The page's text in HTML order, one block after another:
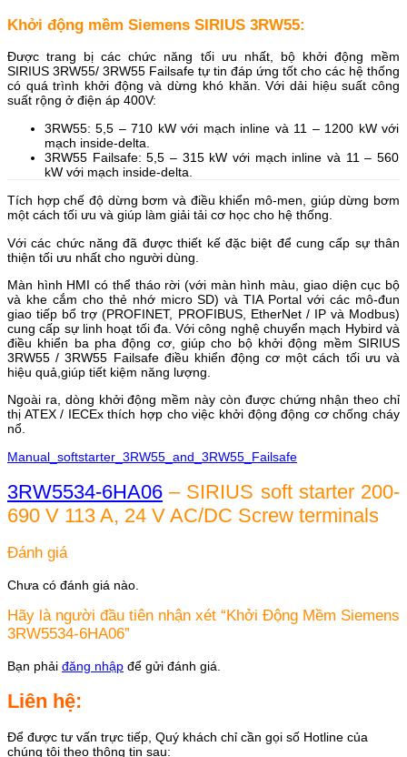
Khởi động mềm Siemens SIRIUS 3RW55:
Được trang bị các chức năng tối ưu nhất, bộ khởi động mềm
SIRIUS 3RW55/ 3RW55 Failsafe tự tin đáp ứng tốt cho các hệ thống
có quá trình khởi động và dừng khó khăn. Với dải hiệu suất công
suất rộng ở điện áp 400V:
3RW55: 5,5 – 710 kW với mạch inline và 11 – 1200 kW với
mạch inside-delta.
3RW55 Failsafe: 5,5 – 315 kW với mạch inline và 11 – 560
kW với mạch inside-delta.
Tích hợp chế độ dừng bơm và điều khiển mô-men, giúp dừng bơm
một cách tối ưu và giúp làm giải tải cơ học cho hệ thống.
Với các chức năng đã được thiết kế đặc biệt để cung cấp sự thân
thiện tối ưu nhất cho người dùng.
Màn hình HMI có thể tháo rời (với màn hình màu, giao diện cục bộ
và khe cắm cho thẻ nhớ micro SD) và TIA Portal với các mô-đun
giao tiếp bổ trợ (PROFINET, PROFIBUS, EtherNet / IP và Modbus)
cung cấp sự linh hoạt tối đa. Với công nghệ chuyển mạch Hybird và
điều khiển ba pha động cơ, giúp cho bộ khởi động mềm SIRIUS
3RW55 / 3RW55 Failsafe điều khiển động cơ một cách tối ưu và
hiệu quả,giúp tiết kiệm năng lượng.
Ngoài ra, dòng khởi động mềm này còn được chứng nhận theo chỉ
thị ATEX / IECEx thích hợp cho việc khởi động động cơ chống cháy
nổ.
Manual_softstarter_3RW55_and_3RW55_Failsafe
3RW5534-6HA06 – SIRIUS soft starter 200-
690 V 113 A, 24 V AC/DC Screw terminals
Đánh giá
Chưa có đánh giá nào.
Hãy là người đầu tiên nhận xét “Khởi Động Mềm Siemens
3RW5534-6HA06”
Bạn phải đăng nhập để gửi đánh giá.
Liên hệ:
Để được tư vấn trực tiếp, Quý khách chỉ cần gọi số Hotline của
chúng tôi theo thông tin sau: